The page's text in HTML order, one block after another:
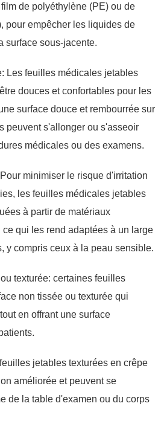
de polyéthylène (PE) ou de
pour empêcher les liquides de
surface sous-jacente.
Les feuilles médicales jetables
douces et confortables pour les
surface douce et rembourrée sur
peuvent s'allonger ou s'asseoir
médicales ou des examens.
minimiser le risque d'irritation
les feuilles médicales jetables
à partir de matériaux
qui les rend adaptées à un large
y compris ceux à la peau sensible.
texturée: certaines feuilles
non tissée ou texturée qui
en offrant une surface
jetables texturées en crêpe
améliorée et peuvent se
de la table d'examen ou du corps